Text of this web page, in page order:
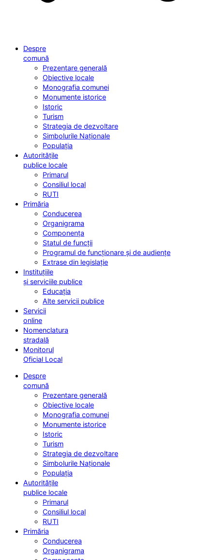
Despre
comună
Prezentare generală
Obiective locale
Monografia comunei
Monumente istorice
Istoric
Turism
Strategia de dezvoltare
Simbolurile Naționale
Populația
Autoritățile
publice locale
Primarul
Consiliul local
RUTI
Primăria
Conducerea
Organigrama
Componența
Statul de funcții
Programul de funcționare și de audiențe
Extrase din legislație
Instituțiile
și serviciile publice
Educația
Alte servicii publice
Servicii
online
Nomenclatura
stradală
Monitorul
Oficial Local
Despre
comună
Prezentare generală
Obiective locale
Monografia comunei
Monumente istorice
Istoric
Turism
Strategia de dezvoltare
Simbolurile Naționale
Populația
Autoritățile
publice locale
Primarul
Consiliul local
RUTI
Primăria
Conducerea
Organigrama